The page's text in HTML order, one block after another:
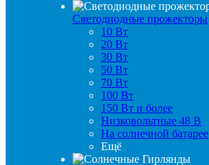
Светодиодные прожекторы
10 Вт
20 Вт
30 Вт
50 Вт
70 Вт
100 Вт
150 Вт и более
Низковольтные 48 В
На солнечной батарее
Ещё